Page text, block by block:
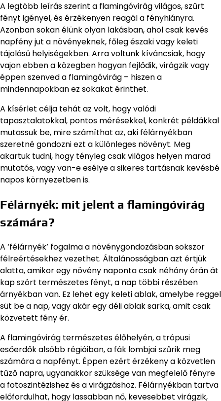
A legtöbb leírás szerint a flamingóvirág világos, szűrt
fényt igényel, és érzékenyen reagál a fényhiányra.
Azonban sokan élünk olyan lakásban, ahol csak kevés
napfény jut a növényeknek, főleg északi vagy keleti
tájolású helyiségekben. Arra voltunk kíváncsiak, hogy
vajon ebben a közegben hogyan fejlődik, virágzik vagy
éppen szenved a flamingóvirág – hiszen a
mindennapokban ez sokakat érinthet.
A kísérlet célja tehát az volt, hogy valódi
tapasztalatokkal, pontos mérésekkel, konkrét példákkal
mutassuk be, mire számíthat az, aki félárnyékban
szeretné gondozni ezt a különleges növényt. Meg
akartuk tudni, hogy tényleg csak világos helyen marad
mutatós, vagy van-e esélye a sikeres tartásnak kevésbé
napos környezetben is.
Félárnyék: mit jelent a flamingóvirág
számára?
A ‘félárnyék’ fogalma a növénygondozásban sokszor
félreértésekhez vezethet. Általánosságban azt értjük
alatta, amikor egy növény naponta csak néhány órán át
kap szórt természetes fényt, a nap többi részében
árnyékban van. Ez lehet egy keleti ablak, amelybe reggel
süt be a nap, vagy akár egy déli ablak sarka, amit csak
közvetett fény ér.
A flamingóvirág természetes élőhelyén, a trópusi
esőerdők alsóbb régióiban, a fák lombjai szűrik meg
számára a napfényt. Éppen ezért érzékeny a közvetlen
tűző napra, ugyanakkor szüksége van megfelelő fényre
a fotoszintézishez és a virágzáshoz. Félárnyékban tartva
előfordulhat, hogy lassabban nő, kevesebbet virágzik,